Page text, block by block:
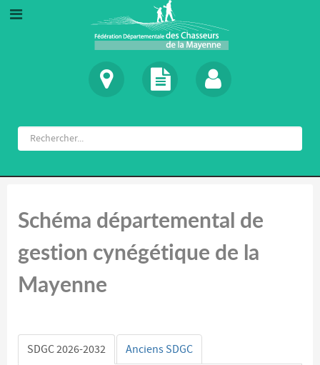
Schéma départemental de
gestion cynégétique de la
Mayenne
SDGC 2026-2032 Anciens SDGC